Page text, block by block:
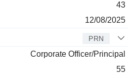
43
12/08/2025
PRN
Corporate Officer/Principal
55